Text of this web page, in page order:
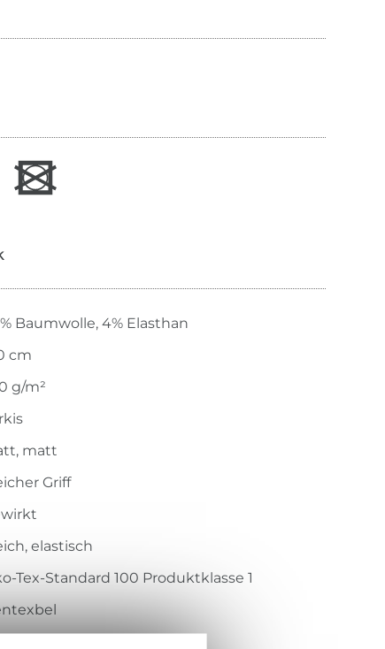
Baumwolle, 4% Elasthan
cm
g/m²
matt
Griff
elastisch
Tex-Standard 100 Produktklasse 1